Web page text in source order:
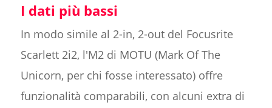
I dati più bassi
In modo simile al 2-in, 2-out del Focusrite
Scarlett 2i2, l'M2 di MOTU (Mark Of The
Unicorn, per chi fosse interessato) offre
funzionalità comparabili, con alcuni extra di